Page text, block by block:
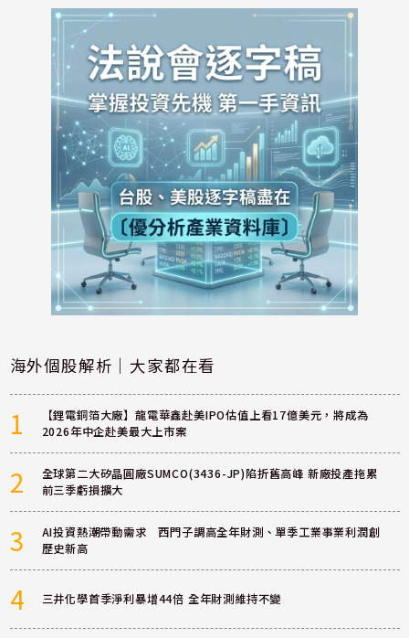
海外個股解析｜大家都在看
1
【鋰電銅箔大廠】龍電華鑫赴美IPO估值上看17億美元，將成為
2026年中企赴美最大上市案
2
全球第二大矽晶圓廠SUMCO(3436-JP)陷折舊高峰 新廠投產拖累
前三季虧損擴大
3
AI投資熱潮帶動需求 西門子調高全年財測、單季工業事業利潤創
歷史新高
4 三井化學首季淨利暴增44倍 全年財測維持不變